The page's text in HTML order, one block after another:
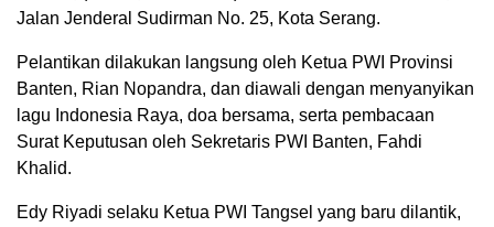
Jalan Jenderal Sudirman No. 25, Kota Serang.
Pelantikan dilakukan langsung oleh Ketua PWI Provinsi
Banten, Rian Nopandra, dan diawali dengan menyanyikan
lagu Indonesia Raya, doa bersama, serta pembacaan
Surat Keputusan oleh Sekretaris PWI Banten, Fahdi
Khalid.
Edy Riyadi selaku Ketua PWI Tangsel yang baru dilantik,